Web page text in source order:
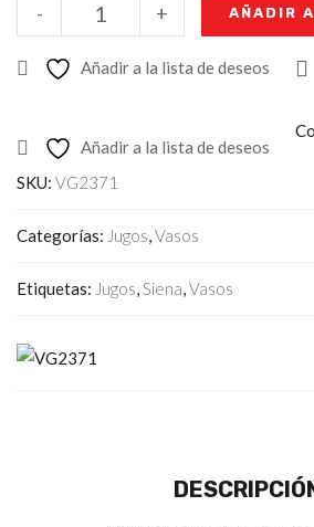
+
- AÑADIR
Añadir a la lista de deseos
Añadir a la lista de deseos
SKU: VG2371
Categorías: Jugos,Vasos
Etiquetas: Jugos,Siena,Vasos